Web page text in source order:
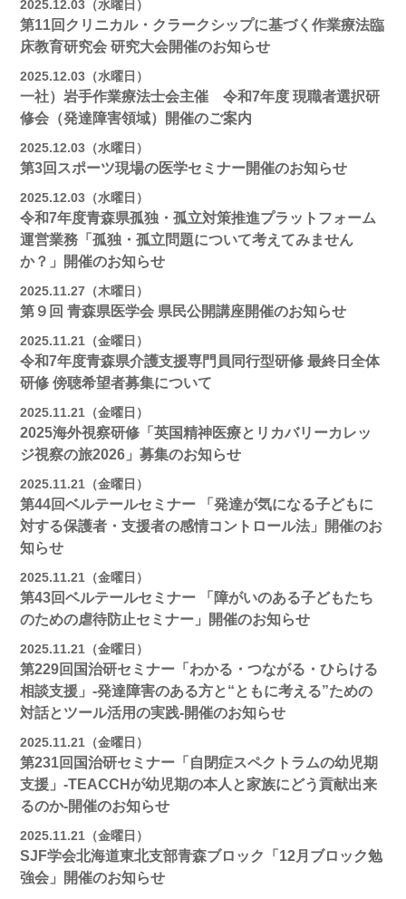
2025.12.03（水曜日）
第11回クリニカル・クラークシップに基づく作業療法臨
床教育研究会 研究大会開催のお知らせ
2025.12.03（水曜日）
一社）岩手作業療法士会主催 令和7年度 現職者選択研
修会（発達障害領域）開催のご案内
2025.12.03（水曜日）
第3回スポーツ現場の医学セミナー開催のお知らせ
2025.12.03（水曜日）
令和7年度青森県孤独・孤立対策推進プラットフォーム
運営業務「孤独・孤立問題について考えてみません
か？」開催のお知らせ
2025.11.27（木曜日）
第９回 青森県医学会 県民公開講座開催のお知らせ
2025.11.21（金曜日）
令和7年度青森県介護支援専門員同行型研修 最終日全体
研修 傍聴希望者募集について
2025.11.21（金曜日）
2025海外視察研修「英国精神医療とリカバリーカレッ
ジ視察の旅2026」募集のお知らせ
2025.11.21（金曜日）
第44回ベルテールセミナー 「発達が気になる子どもに
対する保護者・支援者の感情コントロール法」開催のお
知らせ
2025.11.21（金曜日）
第43回ベルテールセミナー 「障がいのある子どもたち
のための虐待防止セミナー」開催のお知らせ
2025.11.21（金曜日）
第229回国治研セミナー「わかる・つながる・ひらける
相談支援」-発達障害のある方と“ともに考える”ための
対話とツール活用の実践-開催のお知らせ
2025.11.21（金曜日）
第231回国治研セミナー「自閉症スペクトラムの幼児期
支援」-TEACCHが幼児期の本人と家族にどう貢献出来
るのか-開催のお知らせ
2025.11.21（金曜日）
SJF学会北海道東北支部青森ブロック「12月ブロック勉
強会」開催のお知らせ